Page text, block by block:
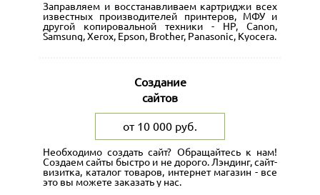
Заправляем и восстанавливаем картриджи всех
известных производителей принтеров, МФУ и
другой копировальной техники - HP, Canon,
Samsung, Xerox, Epson, Brother, Panasonic, Kyocera.
Создание
сайтов
от 10 000 руб.
Необходимо создать сайт? Обращайтесь к нам!
Создаем сайты быстро и не дорого. Лэндинг, сайт-
визитка, каталог товаров, интернет магазин - все
это вы можете заказать у нас.